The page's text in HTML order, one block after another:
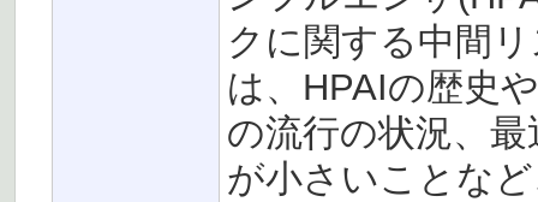
クに関する中間
は、HPAIの歴史
の流行の状況、
が小さいことな